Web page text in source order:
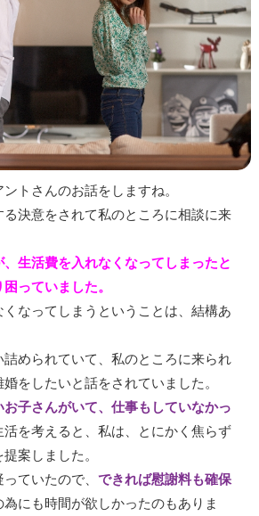
トさんのお話をしますね。
る決意をされて私のところに相談に来
、生活費を入れなくなってしまったと
っていました。
なってしまうということは、結構あ
められていて、私のところに来られ
をしたいと話をされていました。
お子さんがいて、仕事もしていなかっ
を考えると、私は、とにかく焦らず
案しました。
ていたので、 できれば慰謝料も確保
為にも時間が欲しかったのもありま